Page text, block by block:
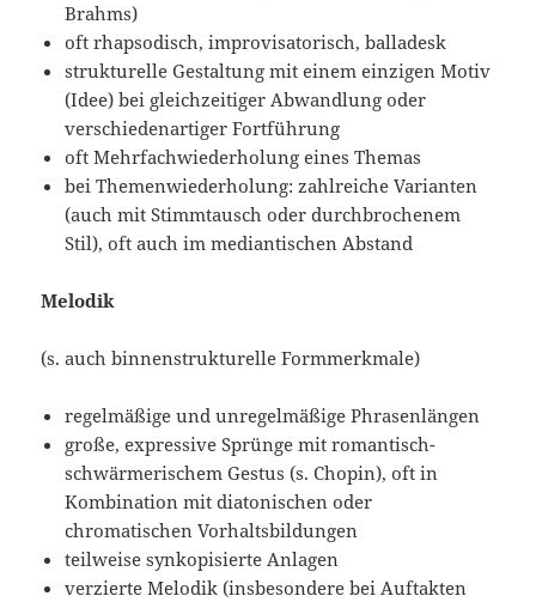
Brahms)
oft rhapsodisch, improvisatorisch, balladesk
strukturelle Gestaltung mit einem einzigen Motiv
(Idee) bei gleichzeitiger Abwandlung oder
verschiedenartiger Fortführung
oft Mehrfachwiederholung eines Themas
bei Themenwiederholung: zahlreiche Varianten
(auch mit Stimmtausch oder durchbrochenem
Stil), oft auch im mediantischen Abstand
Melodik
(s. auch binnenstrukturelle Formmerkmale)
regelmäßige und unregelmäßige Phrasenlängen
große, expressive Sprünge mit romantisch-
schwärmerischem Gestus (s. Chopin), oft in
Kombination mit diatonischen oder
chromatischen Vorhaltsbildungen
teilweise synkopisierte Anlagen
verzierte Melodik (insbesondere bei Auftakten